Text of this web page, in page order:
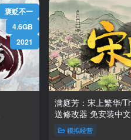
褒贬不一
4.6GB
2021
满庭芳：宋上繁华/
送修改器 免安装
模拟经营